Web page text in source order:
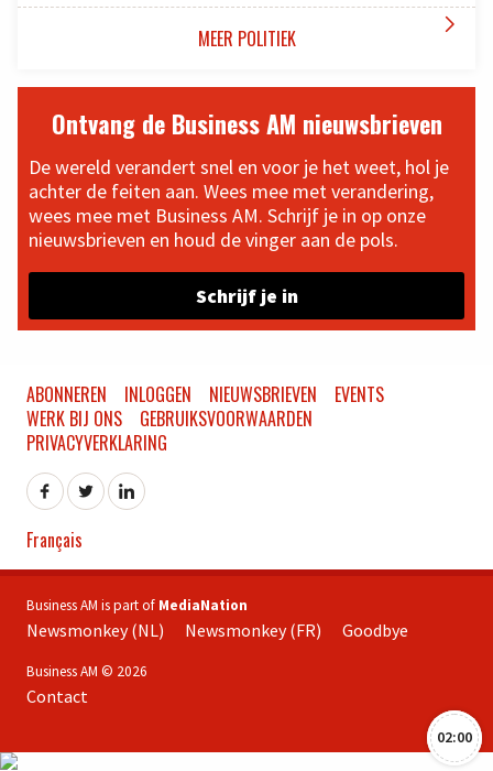
MEER POLITIEK 
Ontvang de Business AM nieuwsbrieven
De wereld verandert snel en voor je het weet, hol je
achter de feiten aan. Wees mee met verandering,
wees mee met Business AM. Schrijf je in op onze
nieuwsbrieven en houd de vinger aan de pols.
Schrijf je in
02:00
ABONNEREN INLOGGEN NIEUWSBRIEVEN
EVENTS
WERK BIJ ONS
GEBRUIKSVOORWAARDEN
PRIVACYVERKLARING
Français
Business AM is part of MediaNation
Newsmonkey (NL) Newsmonkey (FR) Goodbye
Business AM © 2026
Contact